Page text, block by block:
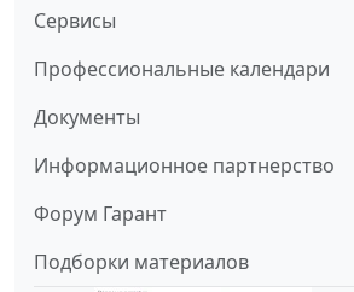
Сервисы
Профессиональные календари
Документы
Информационное партнерство
Форум Гарант
Подборки материалов